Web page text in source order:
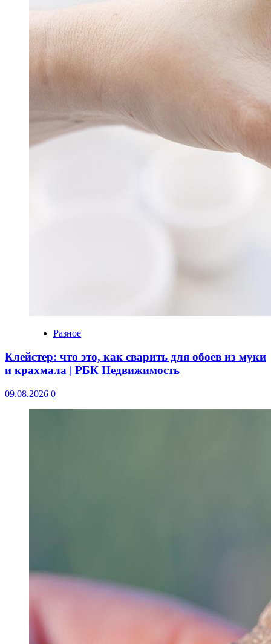
Разное
Клейстер: что это, как сварить для обоев из муки
и крахмала | РБК Недвижимость
09.08.2026 0